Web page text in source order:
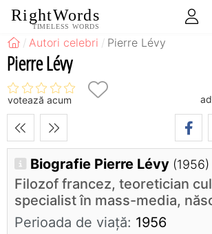
RightWords
TIMELESS WORDS
Autori celebri Pierre Lévy
Pierre Lévy
votează acum
Biografie Pierre Lévy (1956)
Filozof francez, teoretician
specialist în mass-media,
Perioada de viaţă: 1956